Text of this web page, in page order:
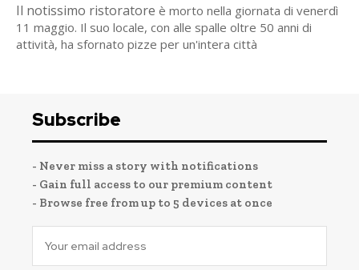
Il notissimo ristoratore è morto nella giornata di venerdì
11 maggio. Il suo locale, con alle spalle oltre 50 anni di
attività, ha sfornato pizze per un'intera città
Subscribe
- Never miss a story with notifications
- Gain full access to our premium content
- Browse free from up to 5 devices at once